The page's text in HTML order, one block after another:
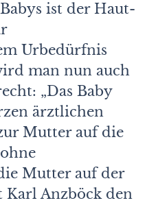
ist der Haut-
Urbedürfnis
man nun auch
„Das Baby
ärztlichen
Mutter auf die
Mutter auf der
Karl Anzböck den